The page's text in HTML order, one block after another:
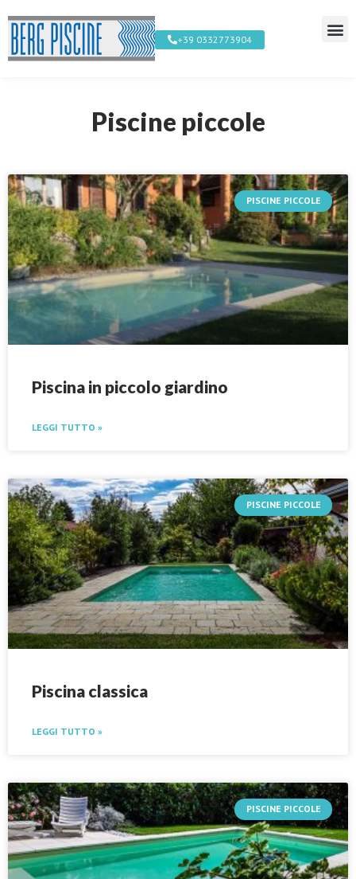
+39 0332773904
Piscine piccole
PISCINE PICCOLE
Piscina in piccolo giardino
LEGGI TUTTO »
PISCINE PICCOLE
Piscina classica
LEGGI TUTTO »
PISCINE PICCOLE